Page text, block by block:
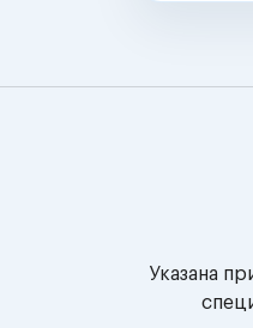
Указана